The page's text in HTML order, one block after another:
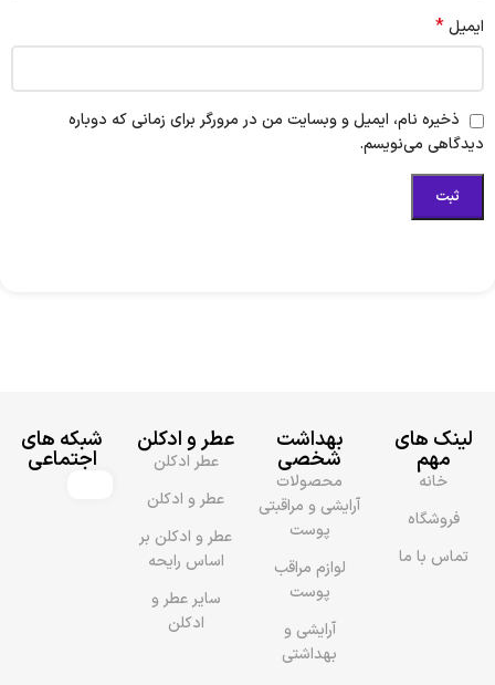
ایمیل*
ذخیره نام، ایمیل و وبسایت من در مرورگر برای زمانی که دوباره
دیدگاهی می‌نویسم.
لینک های
مهم
خانه
فروشگاه
تماس با ما
بهداشت
شخصی
محصولات
آرایشی و مراقبتی
پوست
لوازم مراقب
پوست
آرایشی و
بهداشتی
عطر و ادکلن
عطر ادکلن
عطر و ادکلن
عطر و ادکلن بر
اساس رایحه
سایر عطر و
ادکلن
شبکه های
اجتماعی